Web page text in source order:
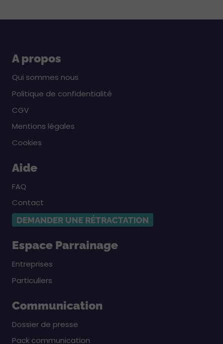
A propos
Qui sommes nous
Politique de confidentialité
CGV
Mentions légales
Cookies
Aide
FAQ
Contact
DEMANDER UNE RÉTRACTATION
Espace Parrainage
Entreprises
Particuliers
Communication
Dossier de presse
Pack communication